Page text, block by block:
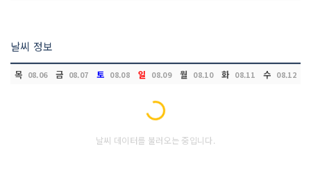
날씨 정보
목 08.06 금 08.07 토 08.08 일 08.09 월 08.10 화 08.11 수 08.12
Loading...
날씨 데이터를 불러오는 중입니다.